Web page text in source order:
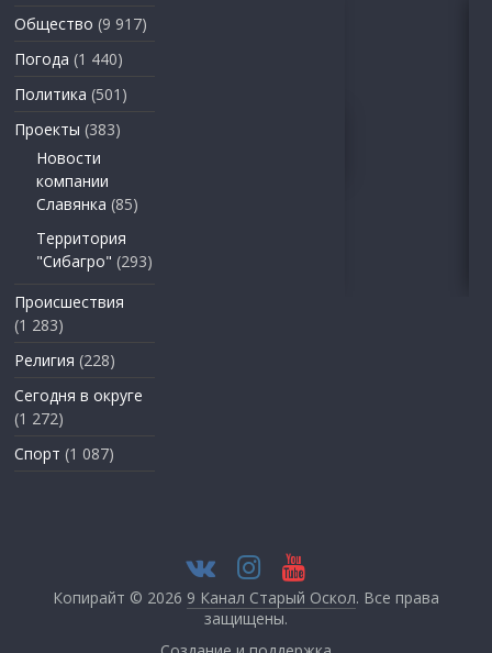
Общество (9 917)
Погода (1 440)
Политика (501)
Проекты (383)
Новости
компании
Славянка (85)
Территория
"Сибагро" (293)
Происшествия
(1 283)
Религия (228)
Сегодня в округе
(1 272)
Спорт (1 087)
Копирайт © 2026 9 Канал Старый Оскол. Все права
защищены.